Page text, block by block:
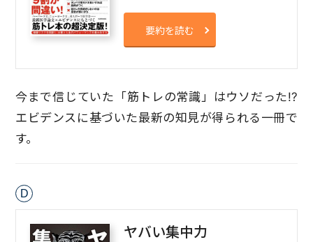
要約を読む
今まで信じていた「筋トレの常識」はウソだった!?
エビデンスに基づいた最新の知見が得られる一冊で
す。
D
ヤバい集中力